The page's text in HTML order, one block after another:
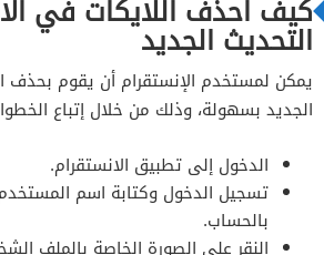
كيف احذف اللايكات في
التحديث الجديد
يمكن لمستخدم الإنستقرام أن يقوم بحذف
الجديد بسهولة، وذلك من خلال إتباع
الدخول إلى تطبيق الانستقرام.
تسجيل الدخول وكتابة اسم
بالحساب.
النقر على الصورة الخاصة بالملف